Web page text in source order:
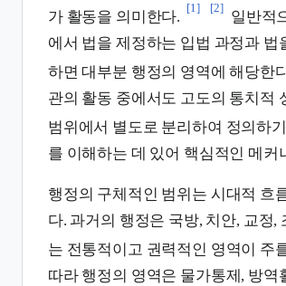
가 활동을 의미한다.
[1] [2]
일반적
에서 법을 제정하는 입법 과정과
하면 대부분 행정의 영역에 해당한
관의 활동 중에서도 고도의 통치적
범위에서 별도로 분리하여 정의하
를 이해하는 데 있어 핵심적인 메커
행정의 구체적인 범위는 시대적 흐
다. 과거의 행정은 국방, 치안, 교정
는 전통적이고 권력적인 영역이 주
따라 행정의 영역은 물가통제, 방